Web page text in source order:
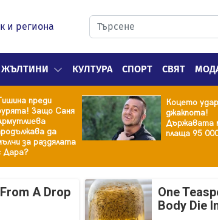
и региона
ЖЪЛТИНИ КУЛТУРА СПОРТ СВЯТ
преди
Защо Саня
да
за раздялата
Дара?
Коцето
джакпота!
Държавата
плаща 95
A Drop
One
Body Die